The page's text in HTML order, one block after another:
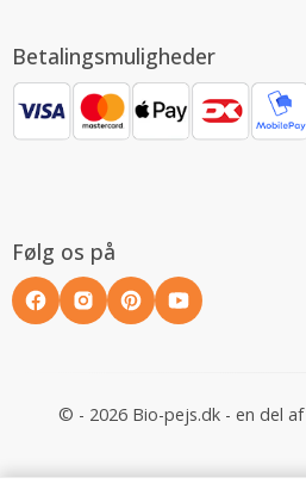
Betalingsmuligheder
Følg os på
© - 2026 Bio-pejs.dk - en del af